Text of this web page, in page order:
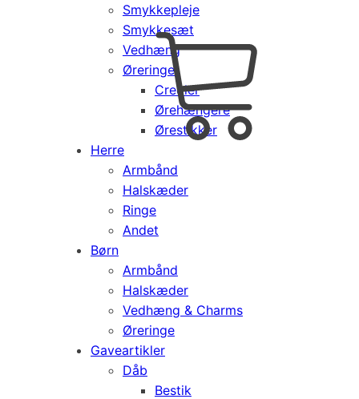
Smykkepleje
Smykkesæt
Vedhæng
Øreringe
Creoler
Ørehængere
Ørestikker
Herre
Armbånd
Halskæder
Ringe
Andet
Børn
Armbånd
Halskæder
Vedhæng & Charms
Øreringe
Gaveartikler
Dåb
Bestik
Products